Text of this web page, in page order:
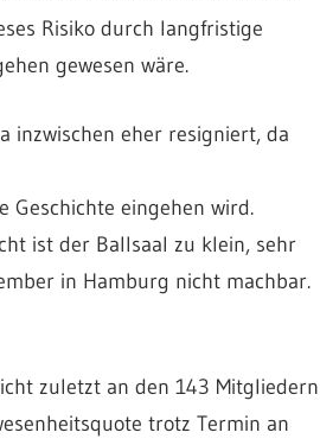
Risiko durch langfristige
gewesen wäre.
inzwischen eher resigniert, da
Geschichte eingehen wird.
ist der Ballsaal zu klein, sehr
in Hamburg nicht machbar.
zuletzt an den 143 Mitgliedern
trotz Termin an